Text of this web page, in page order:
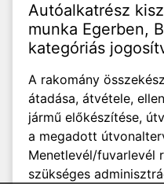
Autóalkatrész
munka Egerben, B
kategóriás
A rakomány
átadása, átvétele,
jármű előkészítése,
a megadott
Menetlevél/fuvarlevél
szükséges